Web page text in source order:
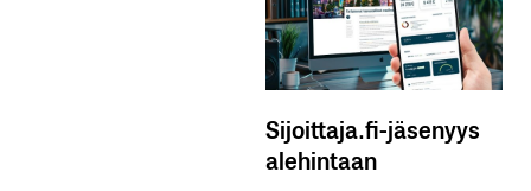
Sijoittaja.fi-jäsenyys
alehintaan